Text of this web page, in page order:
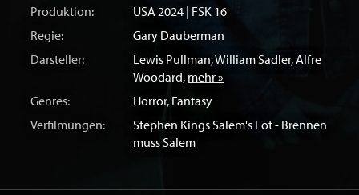
Produktion:
USA 2024 | FSK 16
Regie:
Gary Dauberman
Darsteller:
Lewis Pullman,William Sadler,Alfre
Woodard, mehr »
Genres:
Horror, Fantasy
Verfilmungen:
Stephen Kings Salem's Lot - Brennen
muss Salem